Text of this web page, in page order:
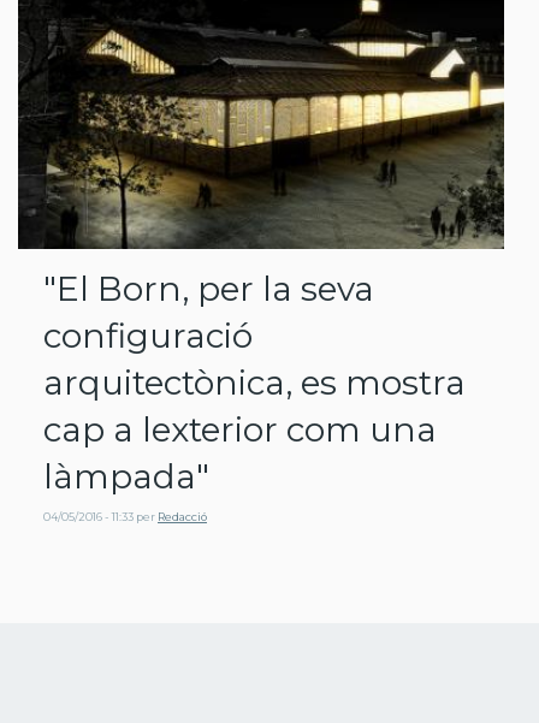
"El Born, per la seva
configuració
arquitectònica, es mostra
cap a lexterior com una
làmpada"
04/05/2016 - 11:33 per Redacció